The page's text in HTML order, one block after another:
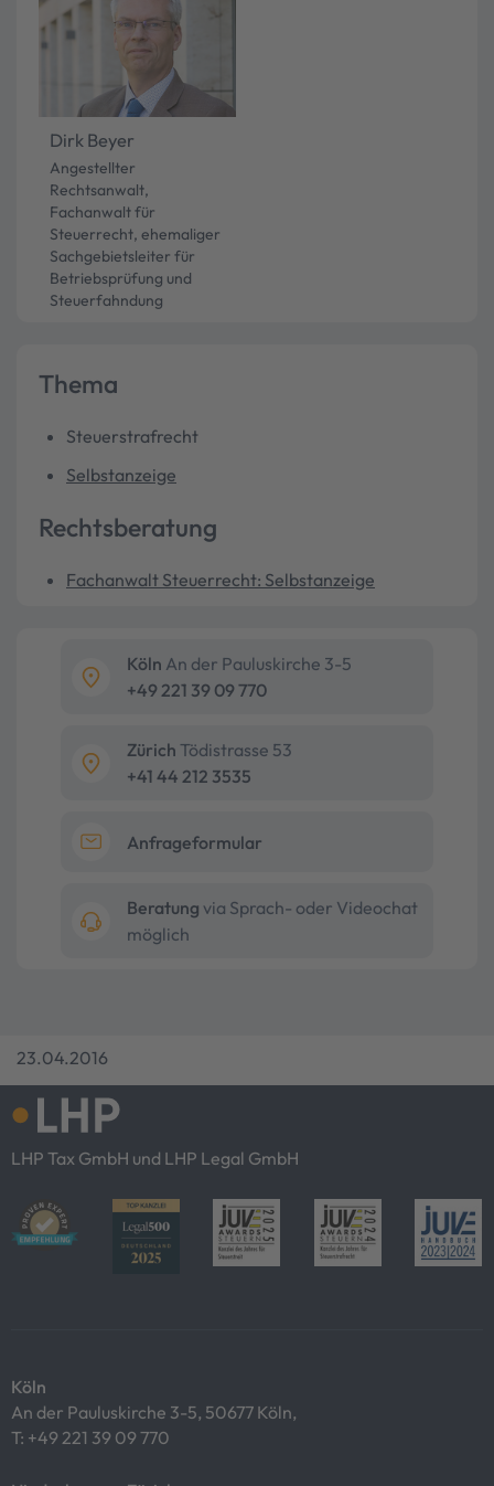
Dirk Beyer
Angestellter
Rechtsanwalt,
Fachanwalt für
Steuerrecht, ehemaliger
Sachgebietsleiter für
Betriebsprüfung und
Steuerfahndung
Thema
Steuerstrafrecht
Selbstanzeige
Rechtsberatung
Fachanwalt Steuerrecht: Selbstanzeige
Köln An der Pauluskirche 3-5
+49 221 39 09 770
Zürich Tödistrasse 53
+41 44 212 3535
Anfrageformular
Beratung via Sprach- oder Videochat
möglich
23.04.2016
LHP Tax GmbH und LHP Legal GmbH
Köln
An der Pauluskirche 3-5, 50677 Köln,
T: +49 221 39 09 770